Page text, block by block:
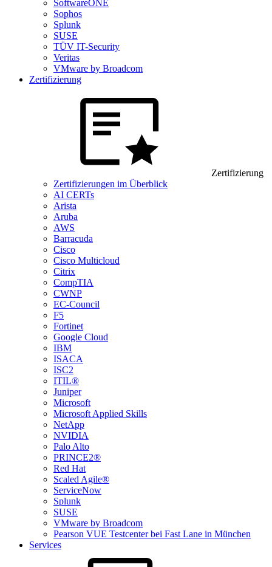
SoftwareONE
Sophos
Splunk
SUSE
TÜV IT-Security
Veritas
VMware by Broadcom
Zertifizierung
Zertifizierung
Zertifizierungen im Überblick
AI CERTs
Arista
Aruba
AWS
Barracuda
Cisco
Cisco Multicloud
Citrix
CompTIA
CWNP
EC-Council
F5
Fortinet
Google Cloud
IBM
ISACA
ISC2
ITIL®
Juniper
Microsoft
Microsoft Applied Skills
NetApp
NVIDIA
Palo Alto
PRINCE2®
Red Hat
Scaled Agile®
ServiceNow
Splunk
SUSE
VMware by Broadcom
Pearson VUE Testcenter bei Fast Lane in München
Services